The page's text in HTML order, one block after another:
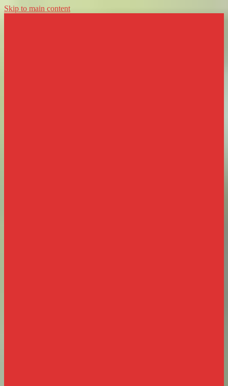
Skip to main content